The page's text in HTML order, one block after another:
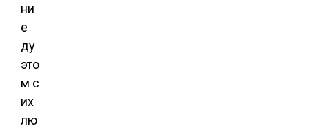
ни
е
ду
это
м с
их
лю